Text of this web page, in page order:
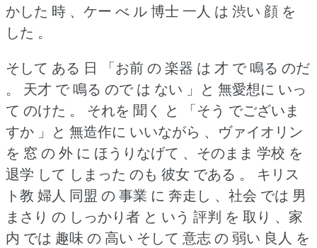
かした 時 、ケー べ ル 博士 一人 は 渋い 顔 を
した 。
そして ある 日 「お前 の 楽器 は 才 で 鳴る のだ
。
天才 で 鳴る ので は ない 」と 無愛想に いっ
て のけた 。
それを 聞く と 「そう でございま
すか 」と 無造作に いいながら 、ヴァイオリン
を 窓 の 外 に ほうりなげて 、そのまま 学校 を
退学 して しまった のも 彼女 である 。
キリス
ト教 婦人 同盟 の 事業 に 奔走し 、社会 では 男
まさり の しっかり者 と いう 評判 を 取り 、家
内 では 趣味 の 高い そして 意志 の 弱い 良人 を